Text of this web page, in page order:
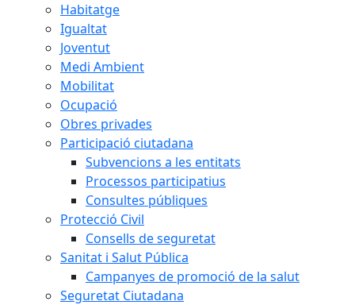
Habitatge
Igualtat
Joventut
Medi Ambient
Mobilitat
Ocupació
Obres privades
Participació ciutadana
Subvencions a les entitats
Processos participatius
Consultes públiques
Protecció Civil
Consells de seguretat
Sanitat i Salut Pública
Campanyes de promoció de la salut
Seguretat Ciutadana